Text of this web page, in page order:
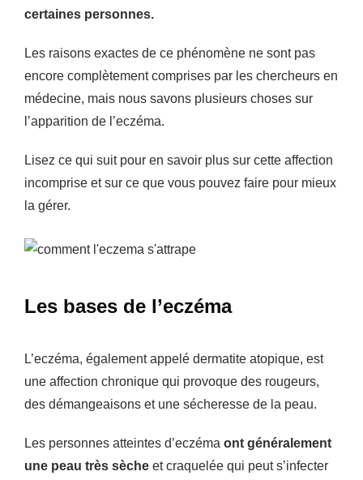
certaines personnes.
Les raisons exactes de ce phénomène ne sont pas
encore complètement comprises par les chercheurs en
médecine, mais nous savons plusieurs choses sur
l’apparition de l’eczéma.
Lisez ce qui suit pour en savoir plus sur cette affection
incomprise et sur ce que vous pouvez faire pour mieux
la gérer.
Les bases de l’eczéma
L’eczéma, également appelé dermatite atopique, est
une affection chronique qui provoque des rougeurs,
des démangeaisons et une sécheresse de la peau.
Les personnes atteintes d’eczéma ont généralement
une peau très sèche et craquelée qui peut s’infecter